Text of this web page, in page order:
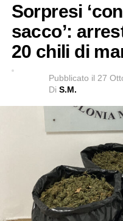
Sorpresi
sacco’:
20 chili di
Pubblicato il 27
Di S.M.